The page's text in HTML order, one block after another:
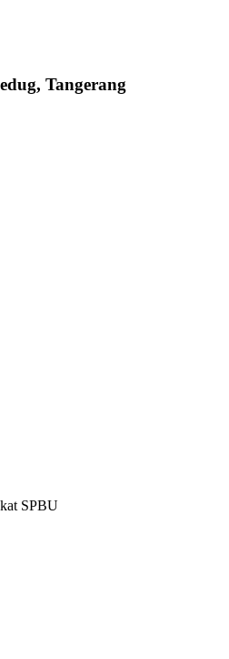
Tangerang
SPBU